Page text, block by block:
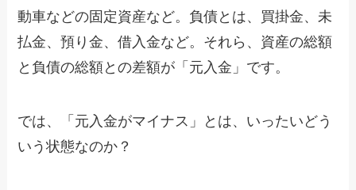
動車などの固定資産など。負債とは、買掛金、未
払金、預り金、借入金など。それら、資産の総額
と負債の総額との差額が「元入金」です。
では、「元入金がマイナス」とは、いったいどう
いう状態なのか？